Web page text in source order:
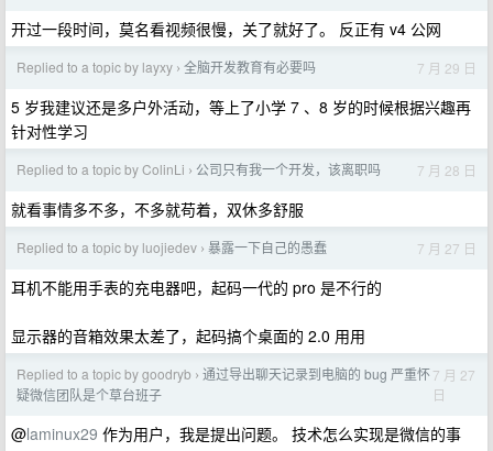
开过一段时间，莫名看视频很慢，关了就好了。 反正有 v4 公网
Replied to a topic by layxy › 全脑开发教育有必要吗 7 月 29 日
5 岁我建议还是多户外活动，等上了小学 7 、8 岁的时候根据兴趣再
针对性学习
Replied to a topic by ColinLi › 公司只有我一个开发，该离职吗 7 月 28 日
就看事情多不多，不多就苟着，双休多舒服
Replied to a topic by luojiedev › 暴露一下自己的愚蠢 7 月 27 日
耳机不能用手表的充电器吧，起码一代的 pro 是不行的
显示器的音箱效果太差了，起码搞个桌面的 2.0 用用
Replied to a topic by goodryb › 通过导出聊天记录到电脑的 bug 严重怀
疑微信团队是个草台班子
7 月 27
日
@laminux29 作为用户，我是提出问题。 技术怎么实现是微信的事